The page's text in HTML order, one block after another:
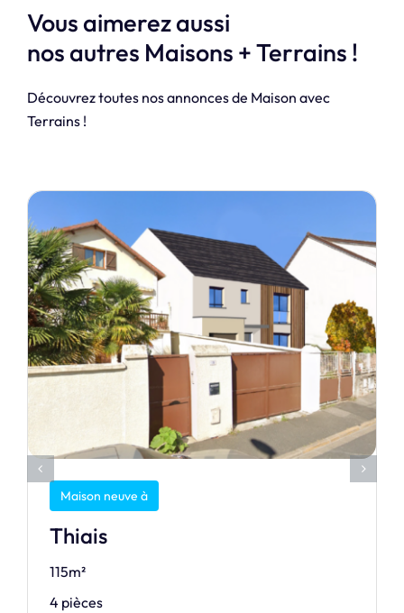
Vous aimerez aussi
nos autres Maisons + Terrains !
Découvrez toutes nos annonces de Maison avec
Terrains !
Maison neuve à
Thiais
115m²
4 pièces